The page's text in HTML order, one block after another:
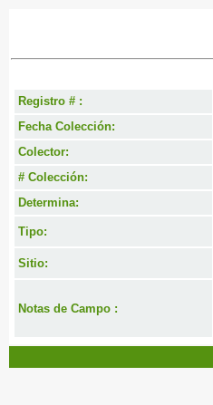
Registro # :
Fecha Colección:
Colector:
# Colección:
Determina:
Tipo:
Sitio:
Notas de Campo :